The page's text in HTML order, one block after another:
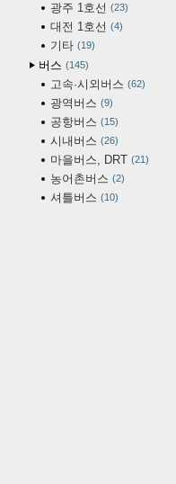
광주 1호선 23
대전 1호선 4
기타 19
버스 145
고속·시외버스 62
광역버스 9
공항버스 15
시내버스 26
마을버스, DRT 21
농어촌버스 2
셔틀버스 10